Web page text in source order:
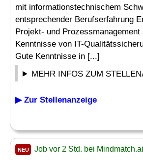
mit informationstechnischem
entsprechender Berufserfahrung
Projekt- und Prozessmanagement
Kenntnisse von IT-
Gute Kenntnisse in [...]
MEHR INFOS ZUM
▶ Zur Stellenanzeige
NEU Job vor 2 Std. bei